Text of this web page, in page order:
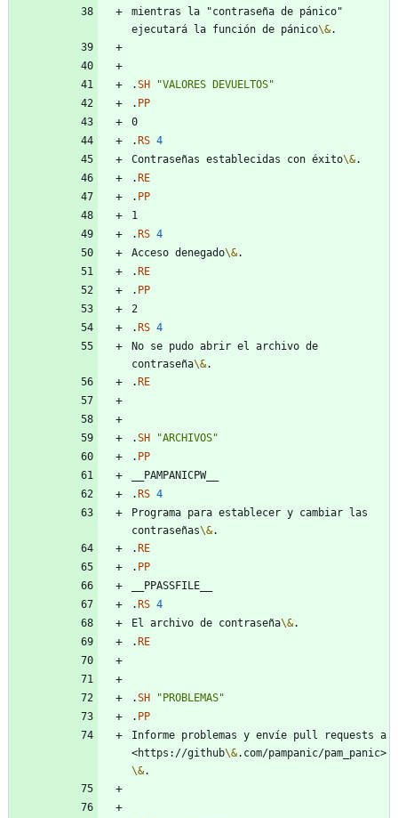
mientras la "contraseña de pánico"
ejecutará la función de pánico\&
.SH
"VALORES DEVUELTOS"
. PP
. RS 4
Contraseñas establecidas con éxito\&
. RE
. PP
. RS 4
Acceso denegado\&
. RE
. PP
. RS 4
No se pudo abrir el archivo de
contraseña\&
. RE
.SH
"ARCHIVOS"
. PP
. RS 4
Programa para establecer y cambiar las
contraseñas\&
. RE
. PP
. RS 4
El archivo de contraseña\&
. RE
.SH
"PROBLEMAS"
. PP
Informe problemas y envíe pull requests a
<https://github\&.com/pampanic/pam_panic>
\&